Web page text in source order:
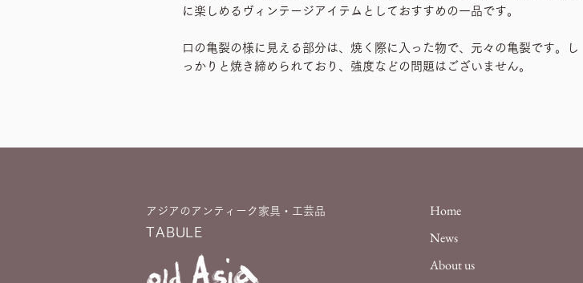
に楽しめるヴィンテージアイテムとしておすすめの一品です。
口の亀裂の様に見える部分は、焼く際に入った物で、元々の亀裂です。し
っかりと焼き締められており、強度などの問題はございません。
アジアのアンティーク家具・工芸品
TABULE
Home
News
About us